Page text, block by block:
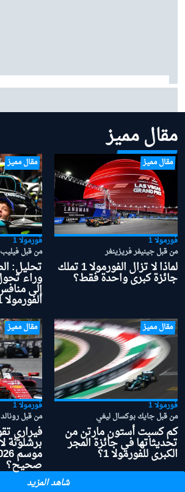
زافناور ينصح فيراري: "اتركوا شارل
مقال مميز
مقال مميز
فورمولا 1
من قبل جينيفر فريزينغر
لماذا لا تزال الفورمولا 1 تملك
جائزة كبرى واحدة فقط؟
مقال مميز
فورمولا 1
من قبل
تحليل:
وراء
إلى
الفورمولا 1
مقال مميز
فورمولا 1
من قبل جايك بوكسال ليغي
كم كسبت أستون مارتن من
تحديثاتها في جائزة المجر
الكبرى للفورمولا 1؟
مقال مميز
فورمولا 1
من قبل
فيراري
برشلونة
صحيح؟
شاهد المزيد